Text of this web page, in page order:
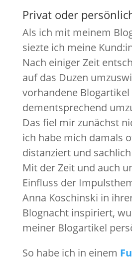
Privat oder
Als ich mit meinem
siezte ich meine
Nach einiger Zeit
auf das Duzen
vorhandene Blogartikel
dementsprechend
Das fiel mir zunächst
ich habe mich damals
distanziert und
Mit der Zeit und auch
Einfluss der
Anna Koschinski in
Blognacht inspiriert,
meiner Blogartikel
So habe ich in einem